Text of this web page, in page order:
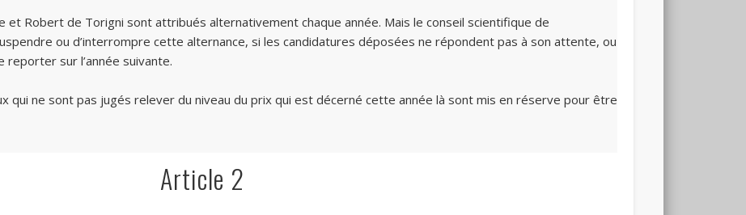
et Robert de Torigni sont attribués alternativement chaque année. Mais le conseil scientifique de
ou d’interrompre cette alternance, si les candidatures déposées ne répondent pas à son attente, ou
sur l’année suivante.
qui ne sont pas jugés relever du niveau du prix qui est décerné cette année là sont mis en réserve pour être
Article 2